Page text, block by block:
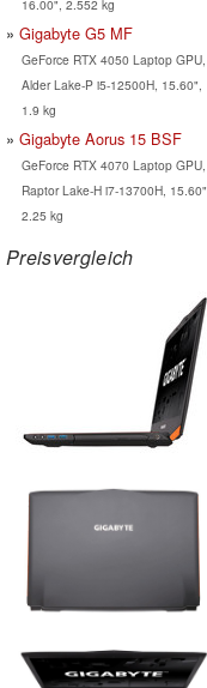
16.00", 2.552 kg
Gigabyte G5 MF
GeForce RTX 4050 Laptop GPU,
Alder Lake-P i5-12500H, 15.60",
1.9 kg
Gigabyte Aorus 15 BSF
GeForce RTX 4070 Laptop GPU,
Raptor Lake-H i7-13700H, 15.60",
2.25 kg
Preisvergleich